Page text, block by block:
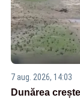
7 aug. 2026, 14:03
Dunărea